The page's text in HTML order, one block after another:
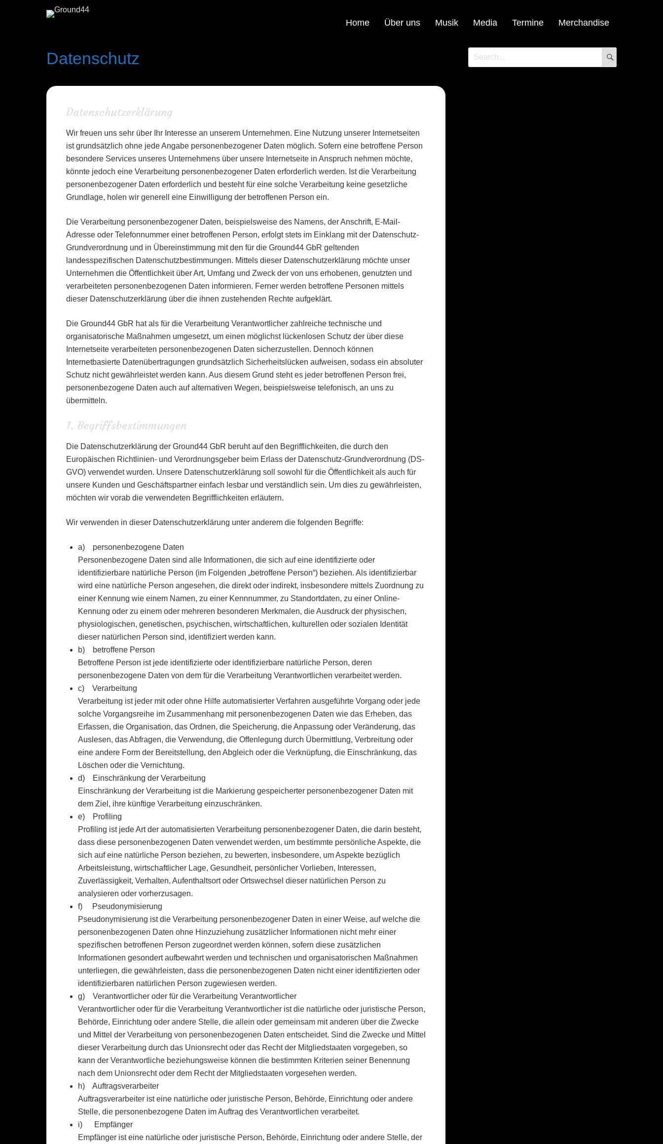
Home Über uns Musik Media Termine Merchandise
Datenschutz
Datenschutzerklärung
Wir freuen uns sehr über Ihr Interesse an unserem Unternehmen. Eine Nutzung unserer Internetseiten
ist grundsätzlich ohne jede Angabe personenbezogener Daten möglich. Sofern eine betroffene Person
besondere Services unseres Unternehmens über unsere Internetseite in Anspruch nehmen möchte,
könnte jedoch eine Verarbeitung personenbezogener Daten erforderlich werden. Ist die Verarbeitung
personenbezogener Daten erforderlich und besteht für eine solche Verarbeitung keine gesetzliche
Grundlage, holen wir generell eine Einwilligung der betroffenen Person ein.
Die Verarbeitung personenbezogener Daten, beispielsweise des Namens, der Anschrift, E-Mail-
Adresse oder Telefonnummer einer betroffenen Person, erfolgt stets im Einklang mit der Datenschutz-
Grundverordnung und in Übereinstimmung mit den für die Ground44 GbR geltenden
landesspezifischen Datenschutzbestimmungen. Mittels dieser Datenschutzerklärung möchte unser
Unternehmen die Öffentlichkeit über Art, Umfang und Zweck der von uns erhobenen, genutzten und
verarbeiteten personenbezogenen Daten informieren. Ferner werden betroffene Personen mittels
dieser Datenschutzerklärung über die ihnen zustehenden Rechte aufgeklärt.
Die Ground44 GbR hat als für die Verarbeitung Verantwortlicher zahlreiche technische und
organisatorische Maßnahmen umgesetzt, um einen möglichst lückenlosen Schutz der über diese
Internetseite verarbeiteten personenbezogenen Daten sicherzustellen. Dennoch können
Internetbasierte Datenübertragungen grundsätzlich Sicherheitslücken aufweisen, sodass ein absoluter
Schutz nicht gewährleistet werden kann. Aus diesem Grund steht es jeder betroffenen Person frei,
personenbezogene Daten auch auf alternativen Wegen, beispielsweise telefonisch, an uns zu
übermitteln.
1. Begriffsbestimmungen
Die Datenschutzerklärung der Ground44 GbR beruht auf den Begrifflichkeiten, die durch den
Europäischen Richtlinien- und Verordnungsgeber beim Erlass der Datenschutz-Grundverordnung (DS-
GVO) verwendet wurden. Unsere Datenschutzerklärung soll sowohl für die Öffentlichkeit als auch für
unsere Kunden und Geschäftspartner einfach lesbar und verständlich sein. Um dies zu gewährleisten,
möchten wir vorab die verwendeten Begrifflichkeiten erläutern.
Wir verwenden in dieser Datenschutzerklärung unter anderem die folgenden Begriffe:
a) personenbezogene Daten
Personenbezogene Daten sind alle Informationen, die sich auf eine identifizierte oder
identifizierbare natürliche Person (im Folgenden „betroffene Person“) beziehen. Als identifizierbar
wird eine natürliche Person angesehen, die direkt oder indirekt, insbesondere mittels Zuordnung zu
einer Kennung wie einem Namen, zu einer Kennnummer, zu Standortdaten, zu einer Online-
Kennung oder zu einem oder mehreren besonderen Merkmalen, die Ausdruck der physischen,
physiologischen, genetischen, psychischen, wirtschaftlichen, kulturellen oder sozialen Identität
dieser natürlichen Person sind, identifiziert werden kann.
b) betroffene Person
Betroffene Person ist jede identifizierte oder identifizierbare natürliche Person, deren
personenbezogene Daten von dem für die Verarbeitung Verantwortlichen verarbeitet werden.
c) Verarbeitung
Verarbeitung ist jeder mit oder ohne Hilfe automatisierter Verfahren ausgeführte Vorgang oder jede
solche Vorgangsreihe im Zusammenhang mit personenbezogenen Daten wie das Erheben, das
Erfassen, die Organisation, das Ordnen, die Speicherung, die Anpassung oder Veränderung, das
Auslesen, das Abfragen, die Verwendung, die Offenlegung durch Übermittlung, Verbreitung oder
eine andere Form der Bereitstellung, den Abgleich oder die Verknüpfung, die Einschränkung, das
Löschen oder die Vernichtung.
d) Einschränkung der Verarbeitung
Einschränkung der Verarbeitung ist die Markierung gespeicherter personenbezogener Daten mit
dem Ziel, ihre künftige Verarbeitung einzuschränken.
e) Profiling
Profiling ist jede Art der automatisierten Verarbeitung personenbezogener Daten, die darin besteht,
dass diese personenbezogenen Daten verwendet werden, um bestimmte persönliche Aspekte, die
sich auf eine natürliche Person beziehen, zu bewerten, insbesondere, um Aspekte bezüglich
Arbeitsleistung, wirtschaftlicher Lage, Gesundheit, persönlicher Vorlieben, Interessen,
Zuverlässigkeit, Verhalten, Aufenthaltsort oder Ortswechsel dieser natürlichen Person zu
analysieren oder vorherzusagen.
f) Pseudonymisierung
Pseudonymisierung ist die Verarbeitung personenbezogener Daten in einer Weise, auf welche die
personenbezogenen Daten ohne Hinzuziehung zusätzlicher Informationen nicht mehr einer
spezifischen betroffenen Person zugeordnet werden können, sofern diese zusätzlichen
Informationen gesondert aufbewahrt werden und technischen und organisatorischen Maßnahmen
unterliegen, die gewährleisten, dass die personenbezogenen Daten nicht einer identifizierten oder
identifizierbaren natürlichen Person zugewiesen werden.
g) Verantwortlicher oder für die Verarbeitung Verantwortlicher
Verantwortlicher oder für die Verarbeitung Verantwortlicher ist die natürliche oder juristische Person,
Behörde, Einrichtung oder andere Stelle, die allein oder gemeinsam mit anderen über die Zwecke
und Mittel der Verarbeitung von personenbezogenen Daten entscheidet. Sind die Zwecke und Mittel
dieser Verarbeitung durch das Unionsrecht oder das Recht der Mitgliedstaaten vorgegeben, so
kann der Verantwortliche beziehungsweise können die bestimmten Kriterien seiner Benennung
nach dem Unionsrecht oder dem Recht der Mitgliedstaaten vorgesehen werden.
h) Auftragsverarbeiter
Auftragsverarbeiter ist eine natürliche oder juristische Person, Behörde, Einrichtung oder andere
Stelle, die personenbezogene Daten im Auftrag des Verantwortlichen verarbeitet.
i) Empfänger
Empfänger ist eine natürliche oder juristische Person, Behörde, Einrichtung oder andere Stelle, der
Search
for: